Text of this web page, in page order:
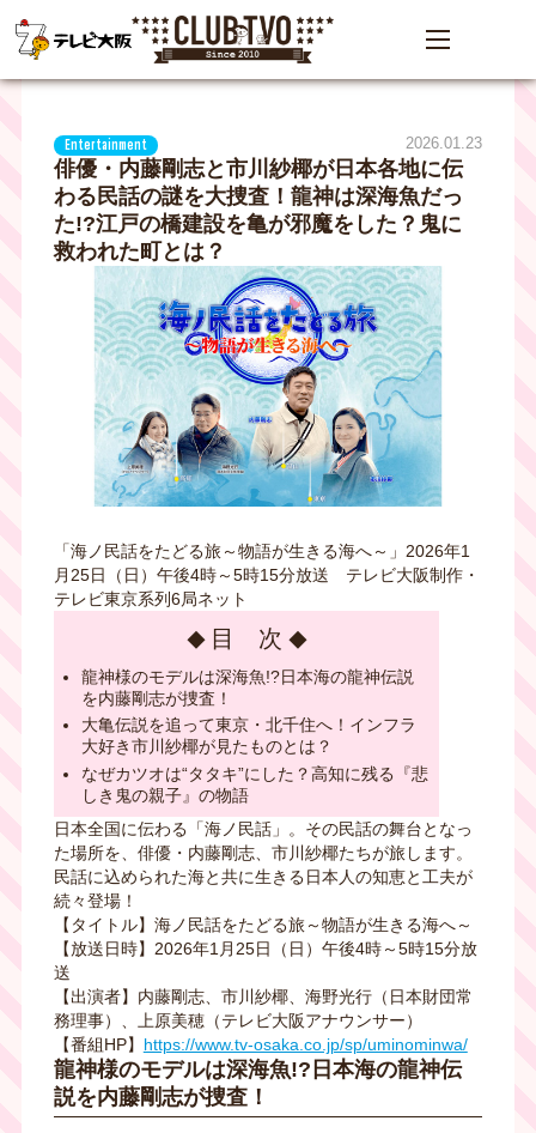
Entertainment 2026.01.23
俳優・内藤剛志と市川紗椰が日本各地に伝
わる民話の謎を大捜査！龍神は深海魚だっ
た!?江戸の橋建設を亀が邪魔をした？鬼に
救われた町とは？
「海ノ民話をたどる旅～物語が生きる海へ～」2026年1
月25日（日）午後4時～5時15分放送 テレビ大阪制作・
テレビ東京系列6局ネット
目 次
龍神様のモデルは深海魚!?日本海の龍神伝説
を内藤剛志が捜査！
大亀伝説を追って東京・北千住へ！インフラ
大好き市川紗椰が見たものとは？
なぜカツオは“タタキ”にした？高知に残る『悲
しき鬼の親子』の物語
日本全国に伝わる「海ノ民話」。その民話の舞台となっ
た場所を、俳優・内藤剛志、市川紗椰たちが旅します。
民話に込められた海と共に生きる日本人の知恵と工夫が
続々登場！
【タイトル】海ノ民話をたどる旅～物語が生きる海へ～
【放送日時】2026年1月25日（日）午後4時～5時15分放
送
【出演者】内藤剛志、市川紗椰、海野光行（日本財団常
務理事）、上原美穂（テレビ大阪アナウンサー）
【番組HP】 https://www.tv-osaka.co.jp/sp/uminominwa/
龍神様のモデルは深海魚!?日本海の龍神伝
説を内藤剛志が捜査！